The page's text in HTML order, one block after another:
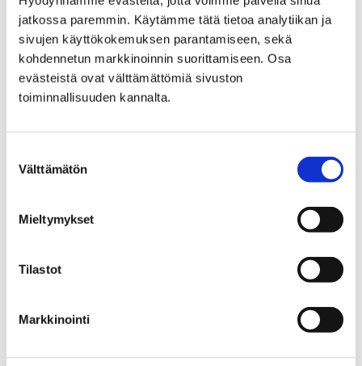
jatkossa paremmin. Käytämme tätä tietoa analytiikan ja
sivujen käyttökokemuksen parantamiseen, sekä
kohdennetun markkinoinnin suorittamiseen. Osa
evästeistä ovat välttämättömiä sivuston
toiminnallisuuden kannalta.
valinta
Välttämätön
Mieltymykset
Tilastot
Markkinointi
Etusivu
Kaupunki ja hallinto
Hankkeet ja verkostot
Hankkeet
Maahanmuuttajien neuvontapiste
Tietopaketti maahanmuuttajille
Opiskelu Porissa
Etusivu Lomatoiminta
Lomatoiminta
Tältä sivulta löydät tietoa Porin kaupungin